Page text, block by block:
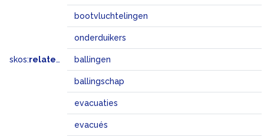
bootvluchtelingen
onderduikers
skos:related ballingen
ballingschap
evacuaties
evacués